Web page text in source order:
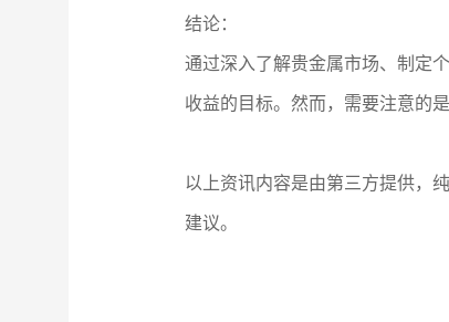
结论：
通过深入了解贵金属市场、制定
收益的目标。然而，需要注意的
以上资讯内容是由第三方提供，
建议。